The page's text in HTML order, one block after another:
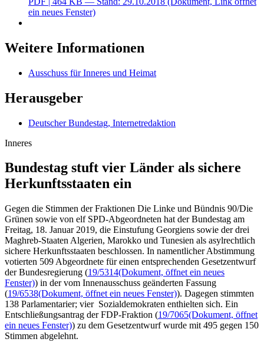
ein neues Fenster)
Weitere Informationen
Ausschuss für Inneres und Heimat
Herausgeber
Deutscher Bundestag, Internetredaktion
Inneres
Bundestag stuft vier Länder als siche­re
Her­kunfts­staa­ten ein
Gegen die Stimmen der Fraktionen Die Linke und Bündnis 90/Die
Grünen sowie von elf SPD-Abgeordneten hat der Bundestag am
Freitag, 18. Januar 2019, die Einstufung Georgiens sowie der drei
Maghreb-Staaten Algerien, Marokko und Tunesien als asylrechtlich
sichere Herkunftsstaaten beschlossen. In namentlicher Abstimmung
votierten 509 Abgeordnete für einen entsprechenden Gesetzentwurf
der Bundesregierung (19/5314(Dokument, öffnet ein neues
Fenster)) in der vom Innenausschuss geänderten Fassung
(19/6538(Dokument, öffnet ein neues Fenster)). Dagegen stimmten
138 Parlamentarier; vier Sozialdemokraten enthielten sich. Ein
Entschließungsantrag der FDP-Fraktion (19/7065(Dokument, öffnet
ein neues Fenster)) zu dem Gesetzentwurf wurde mit 495 gegen 150
Stimmen abgelehnt.